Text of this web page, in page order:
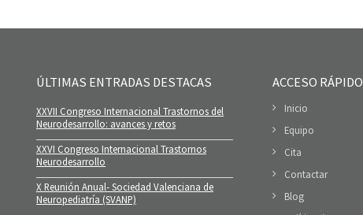
ÚLTIMAS ENTRADAS DESTACAS
XXVII Congreso Internacional Trastornos del
Neurodesarrollo: avances y retos
XXVI Congreso Internacional Trastornos
Neurodesarrollo
X Reunión Anual- Sociedad Valenciana de
Neuropediatría (SVANP)
ACCESO RÁPIDO
Inicio
Equipo
Cita
Contactar
Blog